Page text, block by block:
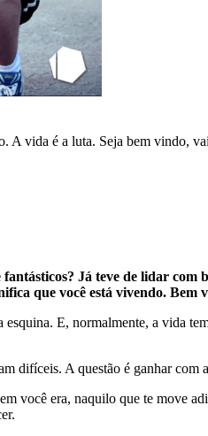
A vida é a luta. Seja bem vindo,
Já teve de lidar com
que você está vivendo. Bem
E, normalmente, a vida
difíceis. A questão é ganhar com
você era, naquilo que te move